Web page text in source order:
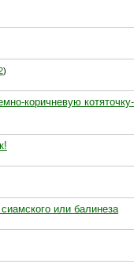
)
коричневую котяточку-
или балинеза